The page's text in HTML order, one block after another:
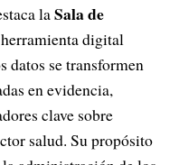
laSala de
digital
datos se transformen
en evidencia,
clave sobre
salud. Su propósito